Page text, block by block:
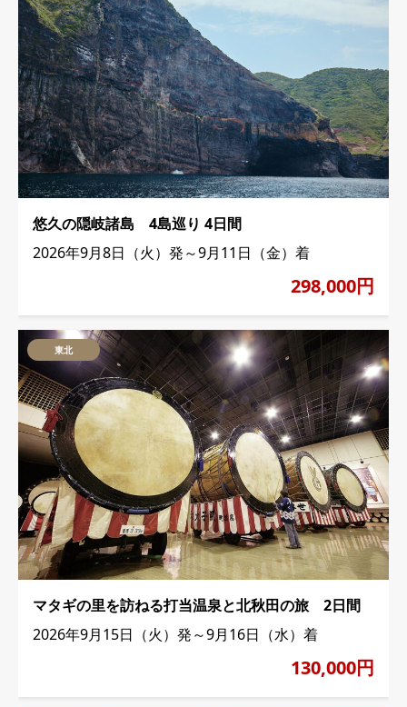
悠久の隠岐諸島 4島巡り 4日間
2026年9月8日（火）発～9月11日（金）着
298,000円
東北
マタギの里を訪ねる打当温泉と北秋田の旅 2日間
2026年9月15日（火）発～9月16日（水）着
130,000円